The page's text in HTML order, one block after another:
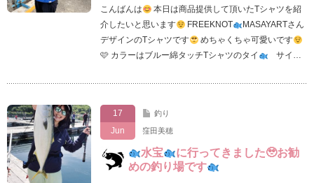
こんばんは
本日は商品提供して頂いたTシャツを紹
介したいと思います
FREEKNOT
MASAYARTさん
デザインのTシャツです
めちゃくちゃ可愛いです
🩷 カラーはブルー綿タッチTシャツのタイ
サイ…
17
Jun
釣り
窪田美穂
水宝
に行ってきました🥹お勧
めの釣り場です